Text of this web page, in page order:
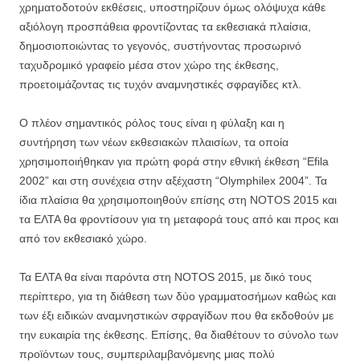
χρηματοδοτούν εκθέσεις, υποστηρίζουν όμως ολόψυχα κάθε
αξιόλογη προσπάθεια φροντίζοντας τα εκθεσιακά πλαίσια,
δημοσιοποιώντας το γεγονός, συστήνοντας προσωρινό
ταχυδρομικό γραφείο μέσα στον χώρο της έκθεσης,
προετοιμάζοντας τις τυχόν αναμνηστικές σφραγίδες κτλ.
Ο πλέον σημαντικός ρόλος τους είναι η φύλαξη και η
συντήρηση των νέων εκθεσιακών πλαισίων, τα οποία
χρησιμοποιήθηκαν για πρώτη φορά στην εθνική έκθεση “Efila
2002” και στη συνέχεια στην αξέχαστη “Olymphilex 2004”. Τα
ίδια πλαίσια θα χρησιμοποιηθούν επίσης στη NOTOS 2015 και
τα ΕΛΤΑ θα φροντίσουν για τη μεταφορά τους από και προς και
από τον εκθεσιακό χώρο.
Τα ΕΛΤΑ θα είναι παρόντα στη NOTOS 2015, με δικό τους
περίπτερο, για τη διάθεση των δύο γραμματοσήμων καθώς και
των έξι ειδικών αναμνηστικών σφραγίδων που θα εκδοθούν με
την ευκαιρία της έκθεσης. Επίσης, θα διαθέτουν το σύνολο των
προϊόντων τους, συμπεριλαμβανόμενης μιας πολύ